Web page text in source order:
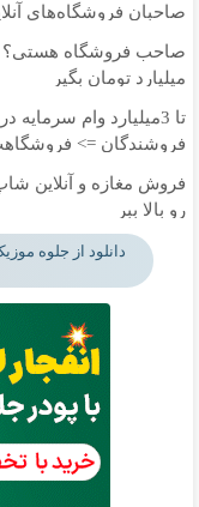
صاحبان فروشگاه‌های
میلیارد تومان بگیر
تا 3میلیارد وام
فروشندگان =>
فروش مغازه و آنلاین
رو بالا ببر
دانلود از جلوه